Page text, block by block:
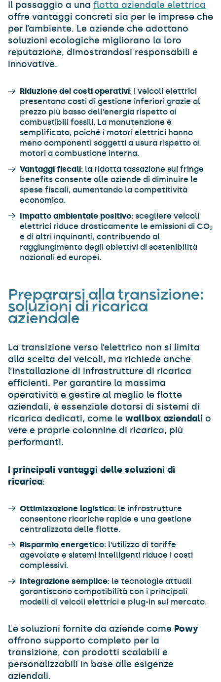
Il passaggio a una flotta aziendale elettrica
offre vantaggi concreti sia per le imprese che
per l’ambiente. Le aziende che adottano
soluzioni ecologiche migliorano la loro
reputazione, dimostrandosi responsabili e
innovative.
Riduzione dei costi operativi: i veicoli elettrici
presentano costi di gestione inferiori grazie al
prezzo più basso dell’energia rispetto ai
combustibili fossili. La manutenzione è
semplificata, poiché i motori elettrici hanno
meno componenti soggetti a usura rispetto ai
motori a combustione interna.
Vantaggi fiscali: la ridotta tassazione sui fringe
benefits consente alle aziende di diminuire le
spese fiscali, aumentando la competitività
economica.
Impatto ambientale positivo: scegliere veicoli
elettrici riduce drasticamente le emissioni di CO₂
e di altri inquinanti, contribuendo al
raggiungimento degli obiettivi di sostenibilità
nazionali ed europei.
Prepararsi alla transizione:
soluzioni di ricarica
aziendale
La transizione verso l’elettrico non si limita
alla scelta dei veicoli, ma richiede anche
l’installazione di infrastrutture di ricarica
efficienti. Per garantire la massima
operatività e gestire al meglio le flotte
aziendali, è essenziale dotarsi di sistemi di
ricarica dedicati, come le wallbox aziendali o
vere e proprie colonnine di ricarica, più
performanti.
I principali vantaggi delle soluzioni di
ricarica:
Ottimizzazione logistica: le infrastrutture
consentono ricariche rapide e una gestione
centralizzata delle flotte.
Risparmio energetico: l’utilizzo di tariffe
agevolate e sistemi intelligenti riduce i costi
complessivi.
Integrazione semplice: le tecnologie attuali
garantiscono compatibilità con i principali
modelli di veicoli elettrici e plug-in sul mercato.
Le soluzioni fornite da aziende come Powy
offrono supporto completo per la
transizione, con prodotti scalabili e
personalizzabili in base alle esigenze
aziendali.